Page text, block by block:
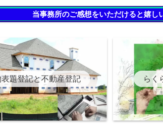
当事務所のご感想をいただけると嬉し
題登記と不動産登記 らく